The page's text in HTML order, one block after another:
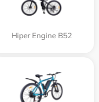
Hiper Engine B52